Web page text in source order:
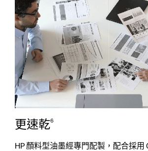
更速乾6
HP 顏料型油墨經專門配製，配合採用